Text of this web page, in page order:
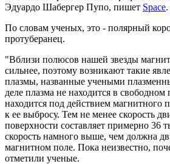
Эдуардо Шабергер Пупо, пишет Space.
По словам ученых, это - полярный
протуберанец.
"Вблизи полюсов нашей звезды
сильнее, поэтому возникают такие
плазмы, названные учеными
деле плазма не находится в свободном
находится под действием магнитного
к ее выбросу. Тем не менее скорость
поверхности составляет примерно 36
скорость намного выше, чем должна
магнитном поле. Пока неизвестно,
отметили ученые.